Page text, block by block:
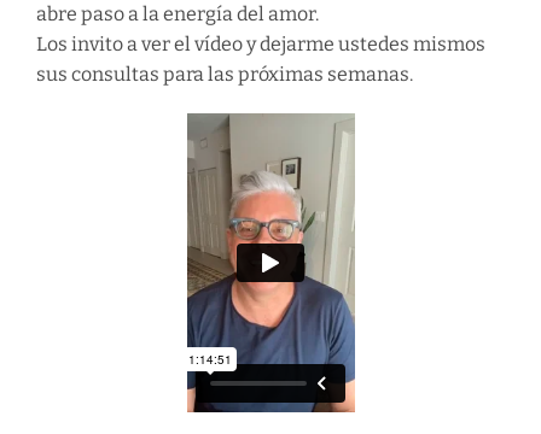
abre paso a la energía del amor.
Los invito a ver el vídeo y dejarme ustedes mismos
sus consultas para las próximas semanas.